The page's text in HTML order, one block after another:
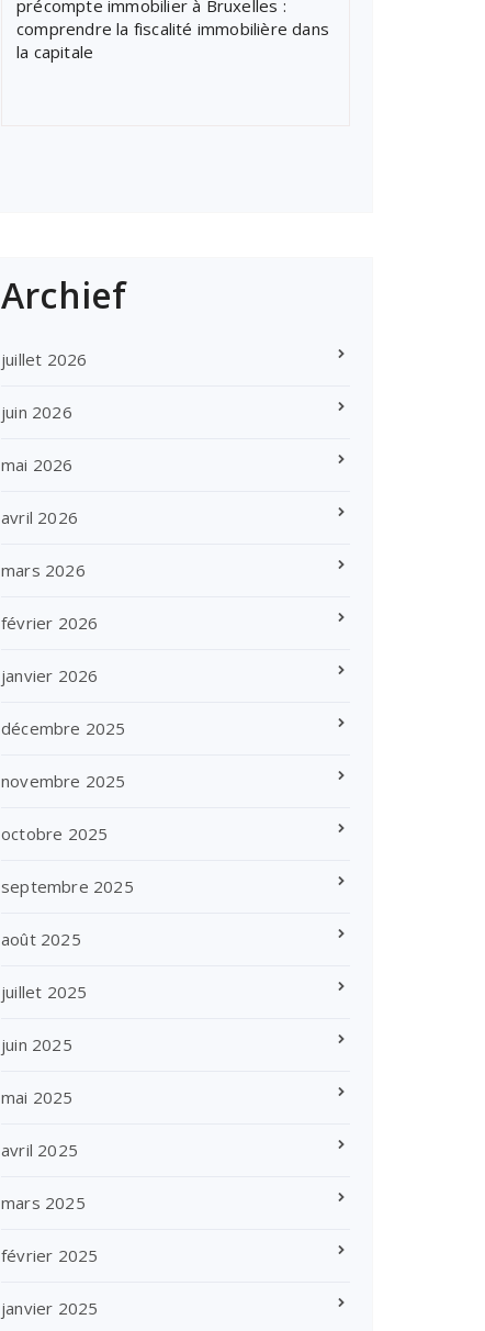
précompte immobilier à Bruxelles :
comprendre la fiscalité immobilière dans
la capitale
Archief
juillet 2026
juin 2026
mai 2026
avril 2026
mars 2026
février 2026
janvier 2026
décembre 2025
novembre 2025
octobre 2025
septembre 2025
août 2025
juillet 2025
juin 2025
mai 2025
avril 2025
mars 2025
février 2025
janvier 2025